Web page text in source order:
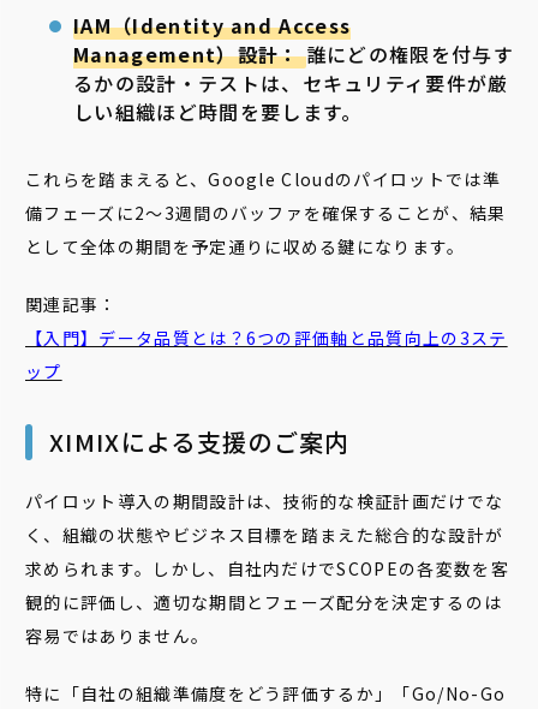
IAM（Identity and Access
Management）設計：誰にどの権限を付与す
るかの設計・テストは、セキュリティ要件が厳
しい組織ほど時間を要します。
これらを踏まえると、Google Cloudのパイロットでは準
備フェーズに2〜3週間のバッファを確保することが、結果
として全体の期間を予定通りに収める鍵になります。
関連記事：
【入門】データ品質とは？6つの評価軸と品質向上の3ステ
ップ
XIMIXによる支援のご案内
パイロット導入の期間設計は、技術的な検証計画だけでな
く、組織の状態やビジネス目標を踏まえた総合的な設計が
求められます。しかし、自社内だけでSCOPEの各変数を客
観的に評価し、適切な期間とフェーズ配分を決定するのは
容易ではありません。
特に「自社の組織準備度をどう評価するか」「Go/No-Go